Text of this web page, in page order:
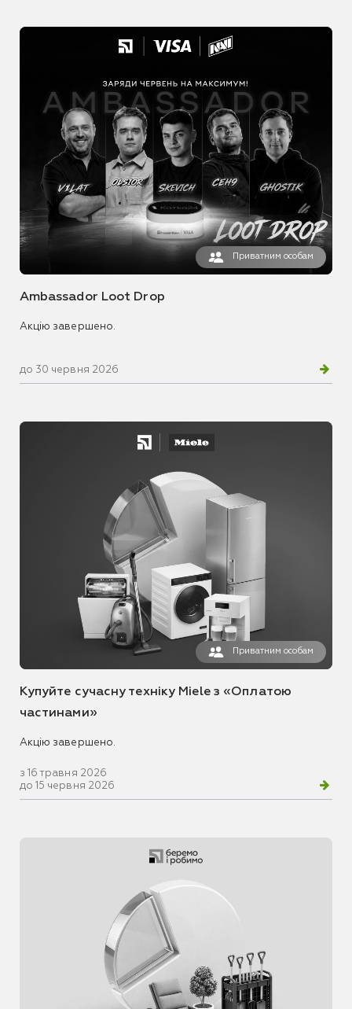
Приватним особам
Ambassador Loot Drop
Акцію завершено.
до 30 червня 2026
Приватним особам
Купуйте сучасну техніку Miele з «Оплатою
частинами»
Акцію завершено.
з 16 травня 2026
до 15 червня 2026